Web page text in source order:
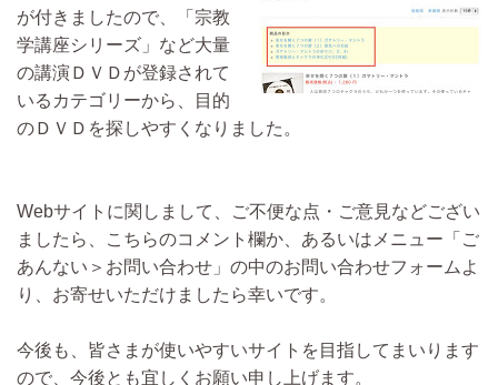
が付きましたので、「宗教
学講座シリーズ」など大量
の講演ＤＶＤが登録されて
いるカテゴリーから、目的
のＤＶＤを探しやすくなりました。
Webサイトに関しまして、ご不便な点・ご意見などござい
ましたら、こちらのコメント欄か、あるいはメニュー「ご
あんない＞お問い合わせ」の中のお問い合わせフォームよ
り、お寄せいただけましたら幸いです。
今後も、皆さまが使いやすいサイトを目指してまいります
ので、今後とも宜しくお願い申し上げます。